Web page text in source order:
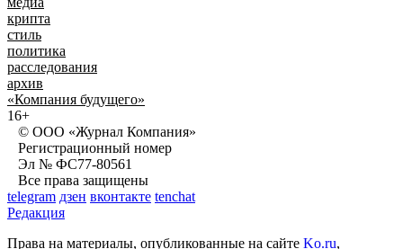
крипта
стиль
политика
расследования
архив
«Компания будущего»
16+
© ООО «Журнал Компания»
Регистрационный номер
Эл № ФС77-80561
Все права защищены
telegram дзен вконтакте tenchat
Редакция
Права на материалы, опубликованные на сайте Ko.ru,